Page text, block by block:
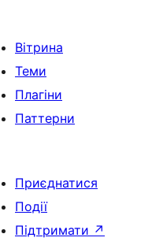
Вітрина
Теми
Плагіни
Паттерни
Приєднатися
Події
Підтримати ↗